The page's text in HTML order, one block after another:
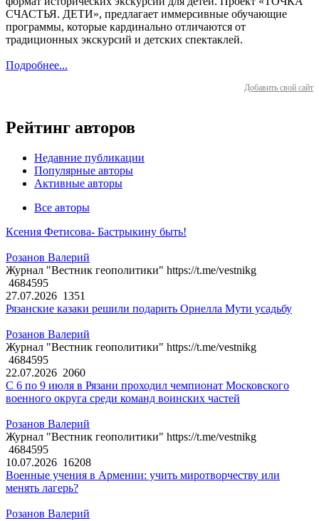
СЧАСТЬЯ. ДЕТИ», предлагает иммерсивные обучающие
программы, которые кардинально отличаются от
традиционных экскурсий и детских спектаклей.
Подробнее...
Добавить свой сайт
Рейтинг авторов
Недавние публикации
Популярные авторы
Активные авторы
Все авторы
Ксения Фетисова- Бастрыкину быть!
Розанов Валерий
Журнал "Вестник геополитики" https://t.me/vestnikg
4684595
27.07.2026 1351
Рязанские казаки решили подарить Орнелла Мути усадьбу
Розанов Валерий
Журнал "Вестник геополитики" https://t.me/vestnikg
4684595
22.07.2026 2060
С 6 по 9 июля в Рязани проходил чемпионат Московского
военного округа среди команд воинских частей
Розанов Валерий
Журнал "Вестник геополитики" https://t.me/vestnikg
4684595
10.07.2026 16208
Военные учения в Армении: учить миротворчеству или
менять лагерь?
Розанов Валерий